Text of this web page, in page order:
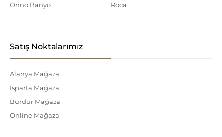
Onno Banyo
Roca
Satış Noktalarımız
Alanya Mağaza
Isparta Mağaza
Burdur Mağaza
Online Mağaza